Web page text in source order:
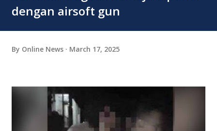
dengan airsoft gun
By Online News March 17, 2025